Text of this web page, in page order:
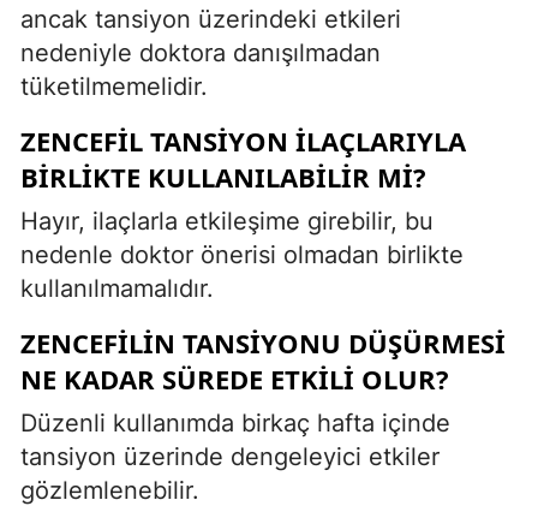
ancak tansiyon üzerindeki etkileri
nedeniyle doktora danışılmadan
tüketilmemelidir.
ZENCEFIL TANSIYON ILAÇLARIYLA
BIRLIKTE KULLANILABILIR MI?
Hayır, ilaçlarla etkileşime girebilir, bu
nedenle doktor önerisi olmadan birlikte
kullanılmamalıdır.
ZENCEFILIN TANSIYONU DÜŞÜRMESI
NE KADAR SÜREDE ETKILI OLUR?
Düzenli kullanımda birkaç hafta içinde
tansiyon üzerinde dengeleyici etkiler
gözlemlenebilir.